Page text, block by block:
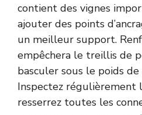
contient des vignes
ajouter des points
un meilleur support.
empêchera le treillis de
basculer sous le poids
Inspectez régulièrement
resserrez toutes les